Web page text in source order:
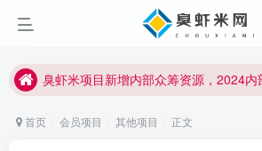
首页 会员项目 其他项目 正文